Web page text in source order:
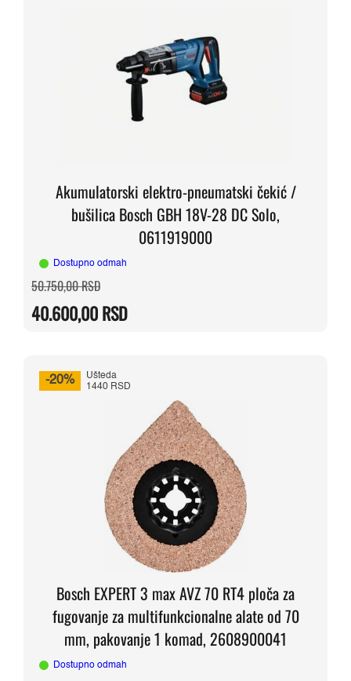
Akumulatorski elektro-pneumatski čekić /
bušilica Bosch GBH 18V-28 DC Solo,
0611919000
Dostupno odmah
50.750,00RSDOriginalna
cena
bila:
50.750,00 RSD.
40.600,00RSD
Trenutna
cena
40.600,00 RSD.
-20%
Ušteda
1440 RSD
Bosch EXPERT 3 max AVZ 70 RT4 ploča za
fugovanje za multifunkcionalne alate od 70
mm, pakovanje 1 komad, 2608900041
Dostupno odmah